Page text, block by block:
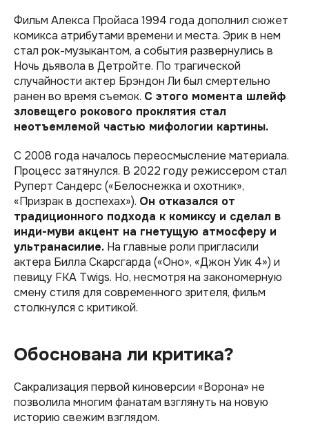
Фильм Алекса Пройаса 1994 года дополнил сюжет
комикса атрибутами времени и места. Эрик в нем
стал рок-музыкантом, а события развернулись в
Ночь дьявола в Детройте. По трагической
случайности актер Брэндон Ли был смертельно
ранен во время съемок. С этого момента шлейф
зловещего рокового проклятия стал
неотъемлемой частью мифологии картины.
С 2008 года началось переосмысление материала.
Процесс затянулся. В 2022 году режиссером стал
Руперт Сандерс («Белоснежка и охотник»,
«Призрак в доспехах»). Он отказался от
традиционного подхода к комиксу и сделал в
инди-муви акцент на гнетущую атмосферу и
ультранасилие. На главные роли пригласили
актера Билла Скарсгарда («Оно», «Джон Уик 4») и
певицу FKA Twigs. Но, несмотря на закономерную
смену стиля для современного зрителя, фильм
столкнулся с критикой.
Обоснована ли критика?
Сакрализация первой киноверсии «Ворона» не
позволила многим фанатам взглянуть на новую
историю свежим взглядом.